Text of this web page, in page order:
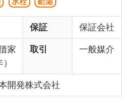
保証 保証会社
家
取引 一般媒介
開発株式会社